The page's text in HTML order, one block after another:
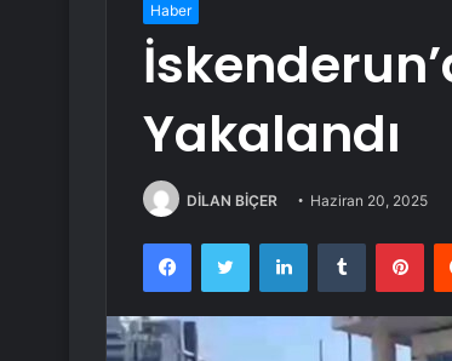
Haber
Yakalandı
DİLAN BİÇER Haziran 20, 2025
FacebookTwitter LinkedInTumblr